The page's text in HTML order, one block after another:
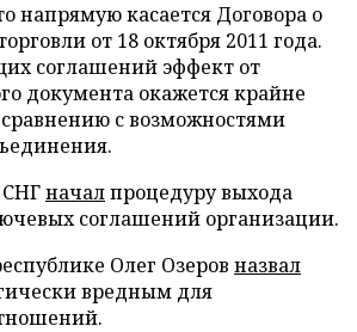
напрямую касается Договора о
от 18 октября 2011 года.
соглашений эффект от
документа окажется крайне
с возможностями
началпроцедуру выхода
соглашений организации.
Олег Озеров назвал
вредным для